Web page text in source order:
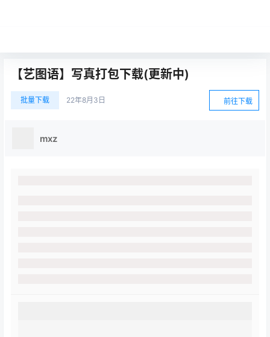
【艺图语】写真打包下载(更新中)
批量下载 22年8月3日 前往下载
mxz